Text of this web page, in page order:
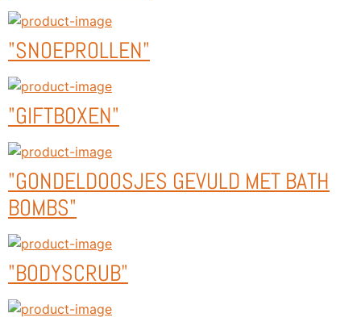
"SNOEPROLLEN"
"GIFTBOXEN"
"GONDELDOOSJES GEVULD MET BATH
BOMBS"
"BODYSCRUB"